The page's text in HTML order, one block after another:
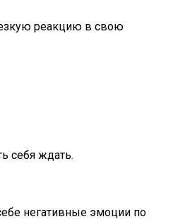
реакцию в свою
себя ждать.
негативные эмоции по